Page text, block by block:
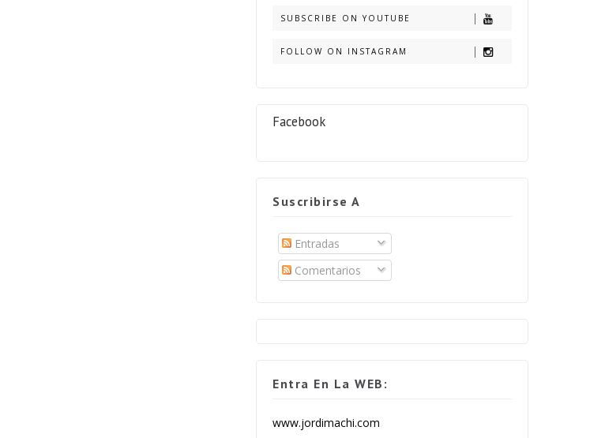
SUBSCRIBE ON YOUTUBE
FOLLOW ON INSTAGRAM
Facebook
Suscribirse A
Entradas
Comentarios
Entra En La WEB:
www.jordimachi.com